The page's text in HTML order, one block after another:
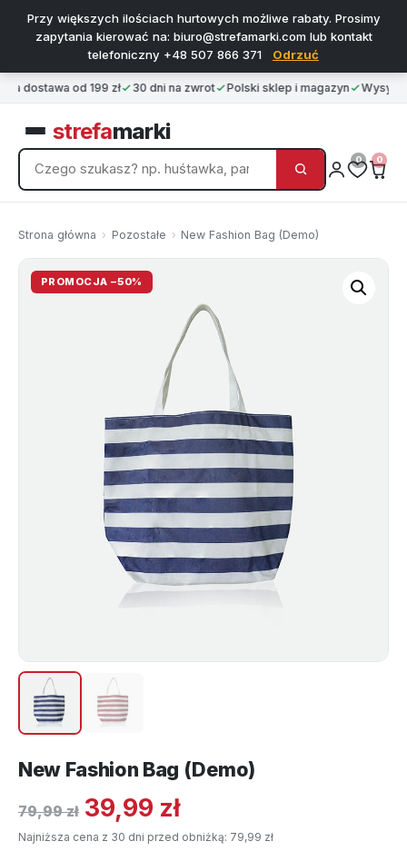
Przy większych ilościach hurtowych możliwe rabaty. Prosimy
zapytania kierować na: biuro@strefamarki.com lub kontakt
telefoniczny +48 507 866 371
Odrzuć
dostawa od 199 zł 30 dni na zwrot Polski sklep i magazyn Wysyłka
strefamarki
0 0
Strona główna › Pozostałe › New Fashion Bag (Demo)
PROMOCJA −50%
New Fashion Bag (Demo)
79,99zł 39,99 zł
Najniższa cena z 30 dni przed obniżką: 79,99 zł